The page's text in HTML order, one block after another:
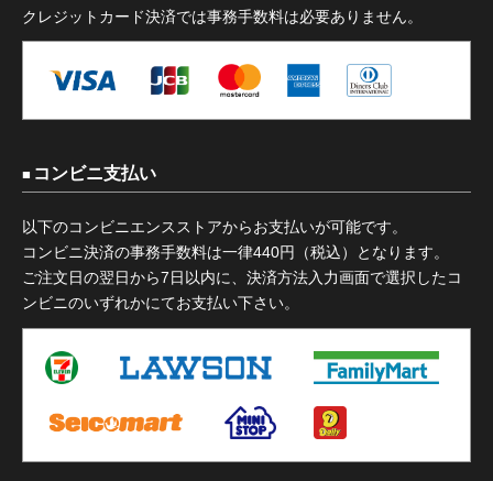
クレジットカード決済では事務手数料は必要ありません。
コンビニ支払い
以下のコンビニエンスストアからお支払いが可能です。
コンビニ決済の事務手数料は一律440円（税込）となります。
ご注文日の翌日から7日以内に、決済方法入力画面で選択したコ
ンビニのいずれかにてお支払い下さい。